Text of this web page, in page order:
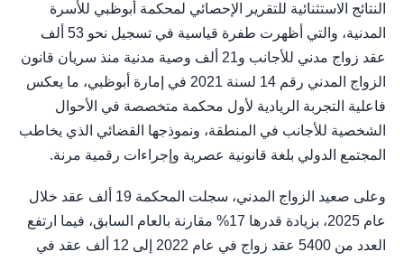
النتائج الاستثنائية للتقرير الإحصائي لمحكمة أبوظبي للأسرة
المدنية، والتي أظهرت طفرة قياسية في تسجيل نحو 53 ألف
عقد زواج مدني للأجانب و21 ألف وصية مدنية منذ سريان قانون
الزواج المدني رقم 14 لسنة 2021 في إمارة أبوظبي، ما يعكس
فاعلية التجربة الريادية لأول محكمة متخصصة في الأحوال
الشخصية للأجانب في المنطقة، ونموذجها القضائي الذي يخاطب
المجتمع الدولي بلغة قانونية عصرية وإجراءات رقمية مرنة.
​وعلى صعيد الزواج المدني، سجلت المحكمة 19 ألف عقد خلال
عام 2025، بزيادة قدرها 17% مقارنة بالعام السابق، فيما ارتفع
العدد من 5400 عقد زواج في عام 2022 إلى 12 ألف عقد في